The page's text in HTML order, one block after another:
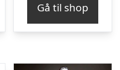
Gå til shop